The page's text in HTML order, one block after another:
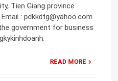
Tien Giang province
: pdkkdtg@yahoo.com
government for business
READ MORE